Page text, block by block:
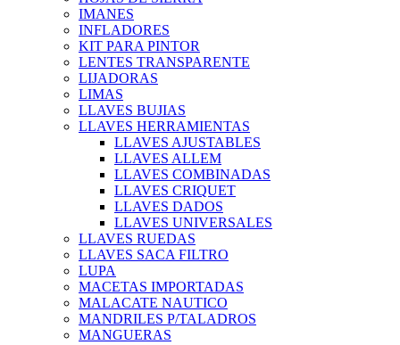
IMANES
INFLADORES
KIT PARA PINTOR
LENTES TRANSPARENTE
LIJADORAS
LIMAS
LLAVES BUJIAS
LLAVES HERRAMIENTAS
LLAVES AJUSTABLES
LLAVES ALLEM
LLAVES COMBINADAS
LLAVES CRIQUET
LLAVES DADOS
LLAVES UNIVERSALES
LLAVES RUEDAS
LLAVES SACA FILTRO
LUPA
MACETAS IMPORTADAS
MALACATE NAUTICO
MANDRILES P/TALADROS
MANGUERAS